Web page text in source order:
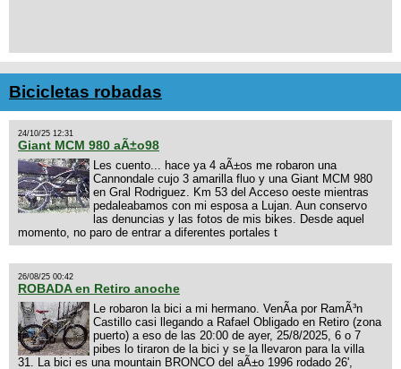
Bicicletas robadas
24/10/25 12:31
Giant MCM 980 aÃ±o98
Les cuento... hace ya 4 aÃ±os me robaron una
Cannondale cujo 3 amarilla fluo y una Giant MCM 980
en Gral Rodriguez. Km 53 del Acceso oeste mientras
pedaleabamos con mi esposa a Lujan. Aun conservo
las denuncias y las fotos de mis bikes. Desde aquel
momento, no paro de entrar a diferentes portales t
26/08/25 00:42
ROBADA en Retiro anoche
Le robaron la bici a mi hermano. VenÃ­a por RamÃ³n
Castillo casi llegando a Rafael Obligado en Retiro (zona
puerto) a eso de las 20:00 de ayer, 25/8/2025, 6 o 7
pibes lo tiraron de la bici y se la llevaron para la villa
31. La bici es una mountain BRONCO del aÃ±o 1996 rodado 26',